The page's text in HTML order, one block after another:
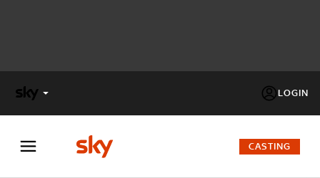
LOGIN
FACTOR
CASTING